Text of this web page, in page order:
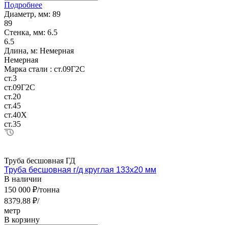
Подробнее
Диаметр, мм: 89
89
Стенка, мм: 6.5
6.5
Длина, м: Немерная
Немерная
Марка стали : ст.09Г2С
ст.3
ст.09Г2С
ст.20
ст.45
ст.40Х
ст.35
Труба бесшовная ГД
Труба бесшовная г/д круглая 133х20 мм
В наличии
150 000 ₽/тонна
8379.88 ₽/
метр
В корзину